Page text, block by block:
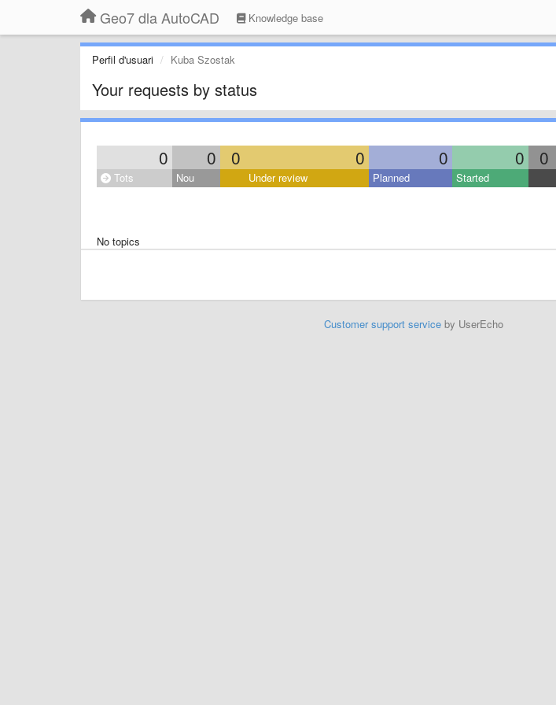
Geo7 dla AutoCAD Knowledge base
Perfil d'usuari Kuba Szostak
Your requests by status
0 0 0 0 0 0 0
Tots Nou Under review Planned Started
No topics
Customer support serviceby UserEcho